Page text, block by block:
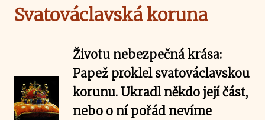
Svatováclavská koruna
Životu nebezpečná krása:
Papež proklel svatováclavskou
korunu. Ukradl někdo její část,
nebo o ní pořád nevíme